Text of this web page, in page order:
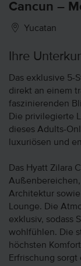
Cancun –
Yucatan
Ihre
Das exklusive 5-
direkt an einem
faszinierenden
Die privilegierte
dieses Adults-
luxuriösen und
Das Hyatt Zilara
Architektur
Lounge. Die
exklusiv, sodass
wohlfühlen. Die
höchsten
Erfrischung